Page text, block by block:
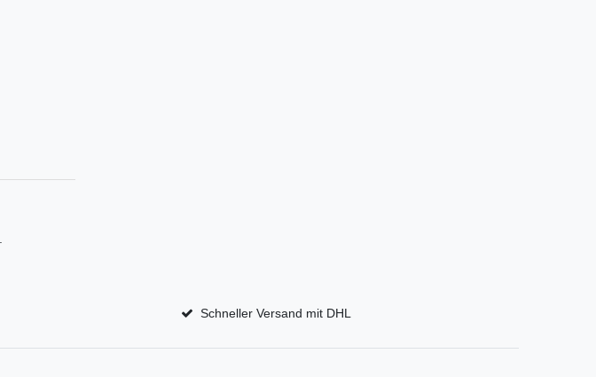
Schneller Versand mit DHL